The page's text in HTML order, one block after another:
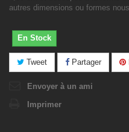
autres dimensions ou formes
En Stock
Tweet Partager
Envoyer à un ami
Imprimer